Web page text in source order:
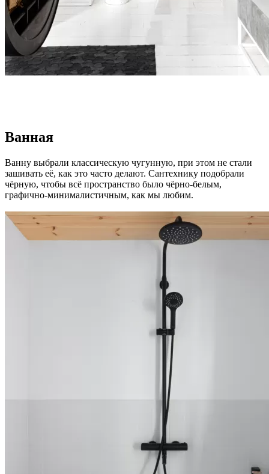
Ванная
Ванну выбрали классическую чугунную, при этом не стали
зашивать её, как это часто делают. Сантехнику подобрали
чёрную, чтобы всё пространство было чёрно-белым,
графично-минималистичным, как мы любим.